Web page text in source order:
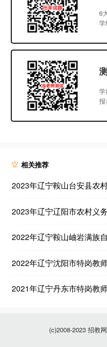
6
相关推荐
2022年辽宁沈阳市特岗教
2021年辽宁丹东市特岗教
(c)2008-2023 招教